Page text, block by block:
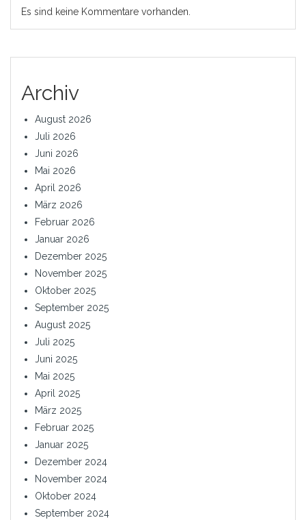
Es sind keine Kommentare vorhanden.
Archiv
August 2026
Juli 2026
Juni 2026
Mai 2026
April 2026
März 2026
Februar 2026
Januar 2026
Dezember 2025
November 2025
Oktober 2025
September 2025
August 2025
Juli 2025
Juni 2025
Mai 2025
April 2025
März 2025
Februar 2025
Januar 2025
Dezember 2024
November 2024
Oktober 2024
September 2024